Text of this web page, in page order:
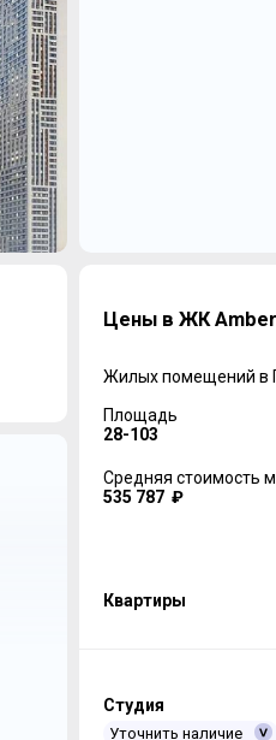
Цены в ЖК
Жилых помещений в
Площадь
28-103
Средняя стоимость м
535 787 ₽
Квартиры
Студия
Уточнить наличие